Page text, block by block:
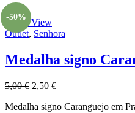
-50%
Quick View
Outlet, Senhora
Medalha signo
5,00€ 2,50 €
Medalha signo Caranguejo em